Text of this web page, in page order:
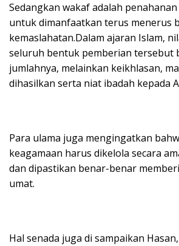
Sedangkan wakaf adalah
untuk dimanfaatkan terus menerus
kemaslahatan.Dalam ajaran Islam,
seluruh bentuk pemberian tersebut
jumlahnya, melainkan keikhlasan,
dihasilkan serta niat ibadah kepada
Para ulama juga mengingatkan
keagamaan harus dikelola secara
dan dipastikan benar-benar
umat.
Hal senada juga di sampaikan